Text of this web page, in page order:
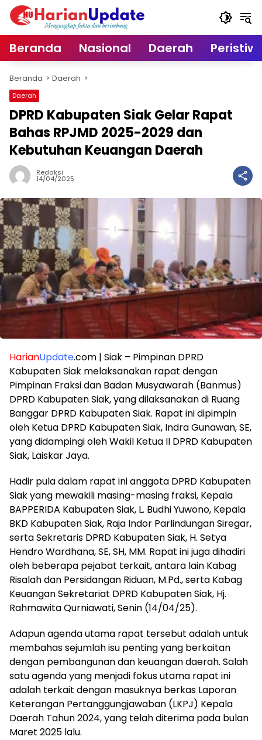
Langsung
Beranda Nasional Daerah
Beranda Daerah
Daerah
DPRD Kabupaten Siak Gelar Rapat
Bahas RPJMD 2025-2029 dan
Kebutuhan Keuangan Daerah
Redaksi
14/04/2025
HarianUpdate.com | Siak – Pimpinan DPRD
Kabupaten Siak melaksanakan rapat dengan
Pimpinan Fraksi dan Badan Musyawarah (Banmus)
DPRD Kabupaten Siak, yang dilaksanakan di Ruang
Banggar DPRD Kabupaten Siak. Rapat ini dipimpin
oleh Ketua DPRD Kabupaten Siak, Indra Gunawan, SE,
yang didampingi oleh Wakil Ketua II DPRD Kabupaten
Siak, Laiskar Jaya.
Hadir pula dalam rapat ini anggota DPRD Kabupaten
Siak yang mewakili masing-masing fraksi, Kepala
BAPPERIDA Kabupaten Siak, L. Budhi Yuwono, Kepala
BKD Kabupaten Siak, Raja Indor Parlindungan Siregar,
serta Sekretaris DPRD Kabupaten Siak, H. Setya
Hendro Wardhana, SE, SH, MM. Rapat ini juga dihadiri
oleh beberapa pejabat terkait, antara lain Kabag
Risalah dan Persidangan Riduan, M.Pd., serta Kabag
Keuangan Sekretariat DPRD Kabupaten Siak, Hj.
Rahmawita Qurniawati, Senin (14/04/25).
Adapun agenda utama rapat tersebut adalah untuk
membahas sejumlah isu penting yang berkaitan
dengan pembangunan dan keuangan daerah. Salah
satu agenda yang menjadi fokus utama rapat ini
adalah terkait dengan masuknya berkas Laporan
Keterangan Pertanggungjawaban (LKPJ) Kepala
Daerah Tahun 2024, yang telah diterima pada bulan
Maret 2025 lalu.